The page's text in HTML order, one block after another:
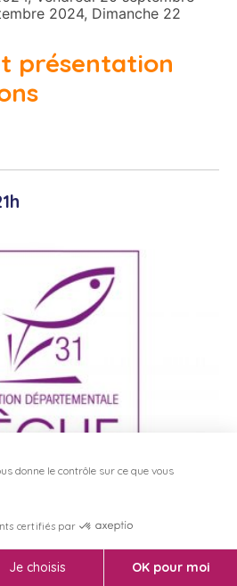
2024, Dimanche 22
présentation
Présentation
2024, Dimanche 22
poissons d’eau
donne le contrôle sur ce que vous
certifiés par
Je choisis OK pour moi